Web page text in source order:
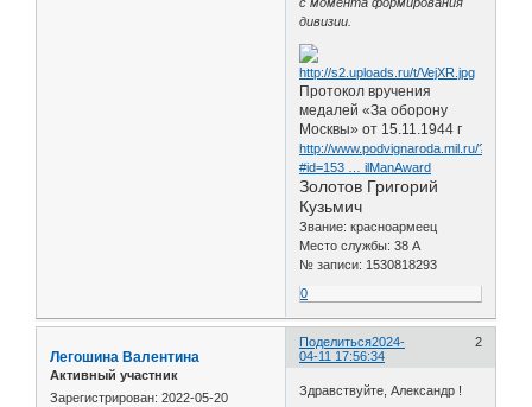
дивизии.
Протокол вручения
медалей «За оборону
Москвы» от 15.11.1944 г
http://www.podvignaroda.mil.ru/?
#id=153 … ilManAward
Золотов Григорий
Кузьмич
Звание: красноармеец
Место службы: 38 А
№ записи: 1530818293
0
Поделиться 2
2024-
04-11 17:56:34
Легошина Валентина
Активный участник
Зарегистрирован: 2022-05-20
Здравствуйте, Александр !